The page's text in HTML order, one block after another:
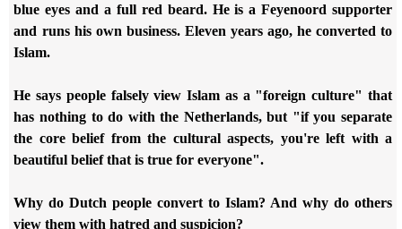
blue eyes and a full red beard. He is a Feyenoord supporter
and runs his own business. Eleven years ago, he converted to
Islam.
He says people falsely view Islam as a "foreign culture" that
has nothing to do with the Netherlands, but "if you separate
the core belief from the cultural aspects, you're left with a
beautiful belief that is true for everyone".
Why do Dutch people convert to Islam? And why do others
view them with hatred and suspicion?